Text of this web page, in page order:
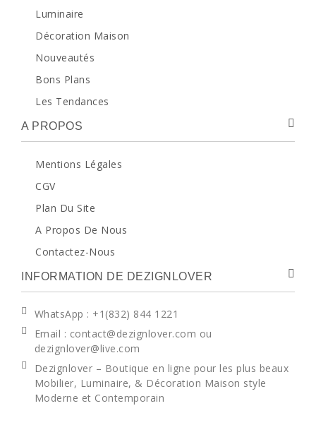
Luminaire
Décoration Maison
Nouveautés
Bons Plans
Les Tendances
A PROPOS
Mentions Légales
CGV
Plan Du Site
A Propos De Nous
Contactez-Nous
INFORMATION DE DEZIGNLOVER
WhatsApp : +1(832) 844 1221
Email : contact@dezignlover.com ou
dezignlover@live.com
Dezignlover – Boutique en ligne pour les plus beaux
Mobilier, Luminaire, & Décoration Maison style
Moderne et Contemporain